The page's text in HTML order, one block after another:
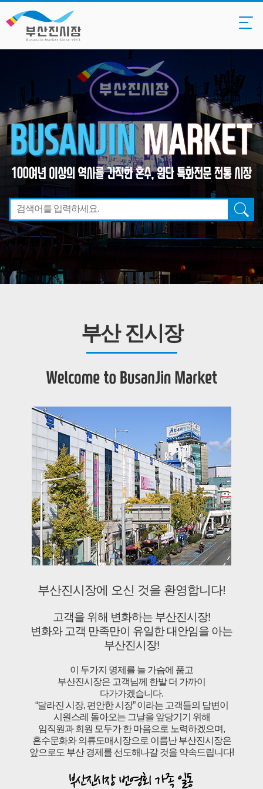
부산 진시장
부산진시장에 오신 것을 환영합니다!
고객을 위해 변화하는 부산진시장!
변화와 고객 만족만이 유일한 대안임을 아는
부산진시장!
이 두가지 명제를 늘 가슴에 품고
부산진시장은 고객님께 한발 더 가까이
다가가겠습니다.
“달라진 시장, 편안한 시장” 이라는 고객들의 답변이
시원스레 돌아오는 그날을 앞당기기 위해
임직원과 회원 모두가 한 마음으로 노력하겠으며,
혼수문화와 의류도매시장으로 이름난 부산진시장은
앞으로도 부산 경제를 선도해나갈 것을 약속드립니다!